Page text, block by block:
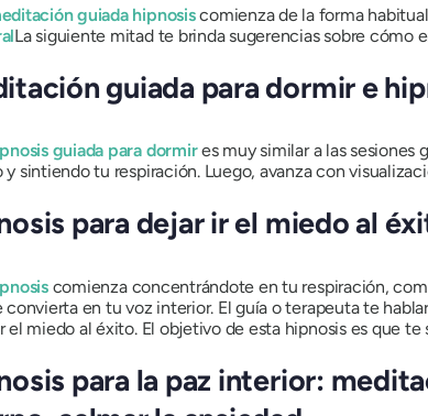
guiada hipnosiscomienza de la forma
La siguiente mitad te brinda sugerencias sobre cómo
guiada para dormir e
guiada para dormires muy similar a las sesiones
y sintiendo tu respiración. Luego, avanza con
para dejar ir el miedo al
comienza concentrándote en tu respiración,
convierta en tu voz interior. El guía o terapeuta te
el miedo al éxito. El objetivo de esta hipnosis es que
para la paz interior: